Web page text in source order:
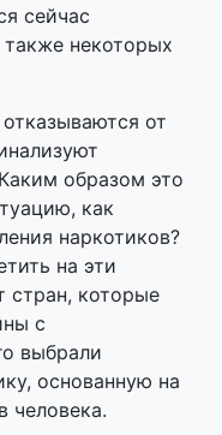
сейчас
некоторых
от
образом это
как
наркотиков?
на эти
стран, которые
с
выбрали
основанную на
человека.